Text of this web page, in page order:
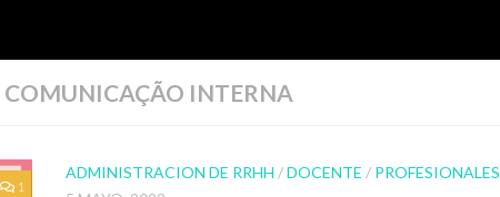
COMUNICAÇÃO INTERNA
1
ADMINISTRACION DE RRHH /DOCENTE / PROFESIONALES